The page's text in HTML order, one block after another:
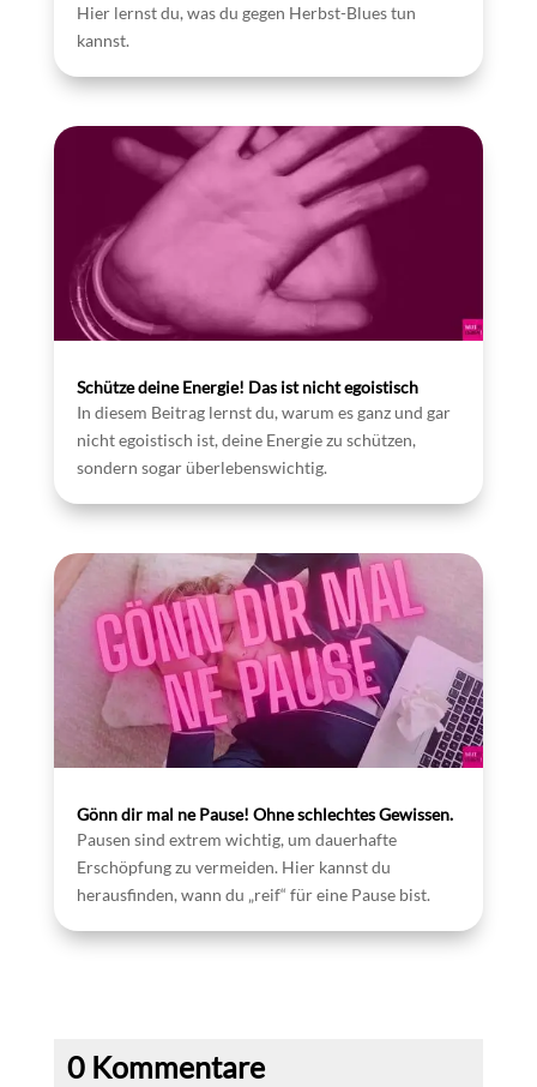
Hier lernst du, was du gegen Herbst-Blues tun
kannst.
Schütze deine Energie! Das ist nicht egoistisch
In diesem Beitrag lernst du, warum es ganz und gar
nicht egoistisch ist, deine Energie zu schützen,
sondern sogar überlebenswichtig.
Gönn dir mal ne Pause! Ohne schlechtes Gewissen.
Pausen sind extrem wichtig, um dauerhafte
Erschöpfung zu vermeiden. Hier kannst du
herausfinden, wann du „reif“ für eine Pause bist.
0 Kommentare